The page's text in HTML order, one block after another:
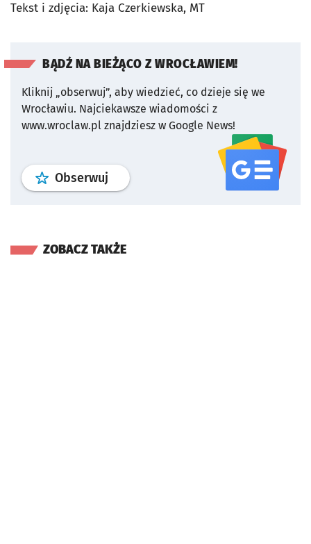
Tekst i zdjęcia: Kaja Czerkiewska, MT
BĄDŹ NA BIEŻĄCO Z WROCŁAWIEM!
Kliknij „obserwuj”, aby wiedzieć, co dzieje się we
Wrocławiu. Najciekawsze wiadomości z
www.wroclaw.pl znajdziesz w Google News!
Obserwuj profil serwisu
ZOBACZ TAKŻE